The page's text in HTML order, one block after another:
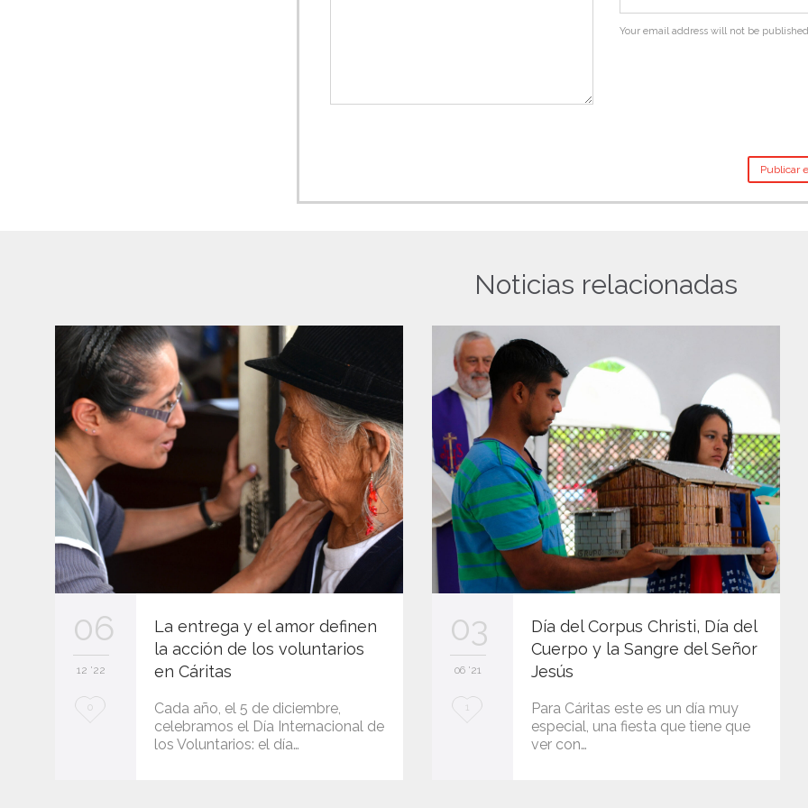
Your email address will not be
Noticias relacionadas
06
12 '22
L
0
La entrega y el amor definen
la acción de los voluntarios
en Cáritas
Cada año, el 5 de diciembre,
celebramos el Día Internacional de
los Voluntarios: el día…
03
06 '21
L1
Día del Corpus Christi, Día del
Cuerpo y la Sangre del Señor
Jesús
Para Cáritas este es un día muy
especial, una fiesta que tiene que
ver con…